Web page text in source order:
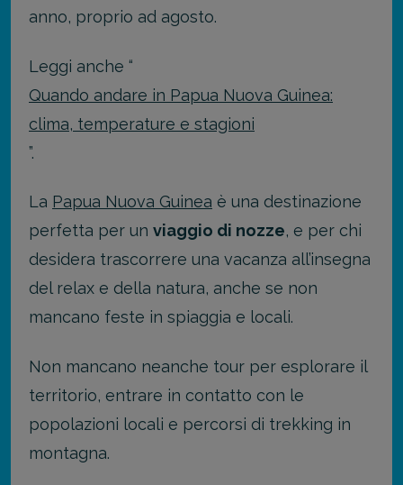
anno, proprio ad agosto.
Leggi anche “
Quando andare in Papua Nuova Guinea:
clima, temperature e stagioni
”.
La Papua Nuova Guinea è una destinazione
perfetta per un viaggio di nozze, e per chi
desidera trascorrere una vacanza all’insegna
del relax e della natura, anche se non
mancano feste in spiaggia e locali.
Non mancano neanche tour per esplorare il
territorio, entrare in contatto con le
popolazioni locali e percorsi di trekking in
montagna.